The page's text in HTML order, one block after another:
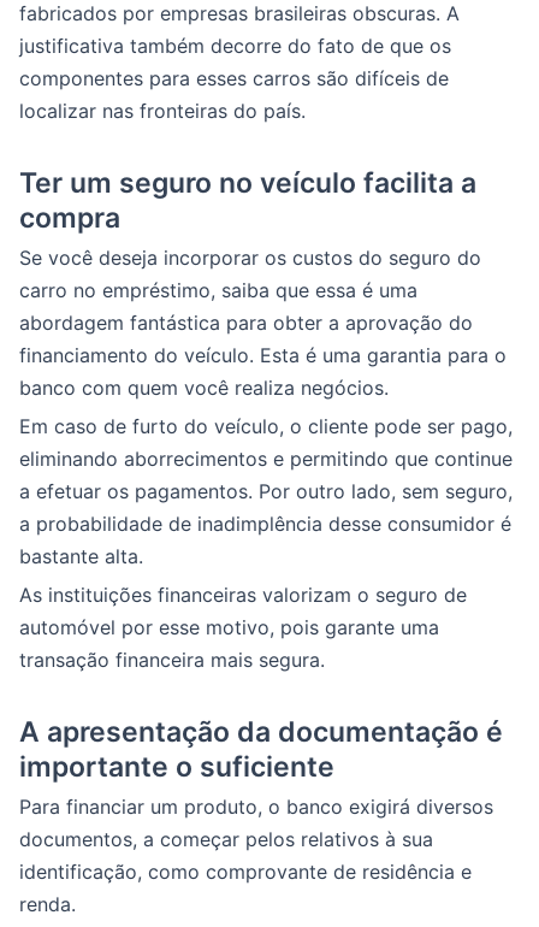
fabricados por empresas brasileiras obscuras. A
justificativa também decorre do fato de que os
componentes para esses carros são difíceis de
localizar nas fronteiras do país.
Ter um seguro no veículo facilita a
compra
Se você deseja incorporar os custos do seguro do
carro no empréstimo, saiba que essa é uma
abordagem fantástica para obter a aprovação do
financiamento do veículo. Esta é uma garantia para o
banco com quem você realiza negócios.
Em caso de furto do veículo, o cliente pode ser pago,
eliminando aborrecimentos e permitindo que continue
a efetuar os pagamentos. Por outro lado, sem seguro,
a probabilidade de inadimplência desse consumidor é
bastante alta.
As instituições financeiras valorizam o seguro de
automóvel por esse motivo, pois garante uma
transação financeira mais segura.
A apresentação da documentação é
importante o suficiente
Para financiar um produto, o banco exigirá diversos
documentos, a começar pelos relativos à sua
identificação, como comprovante de residência e
renda.